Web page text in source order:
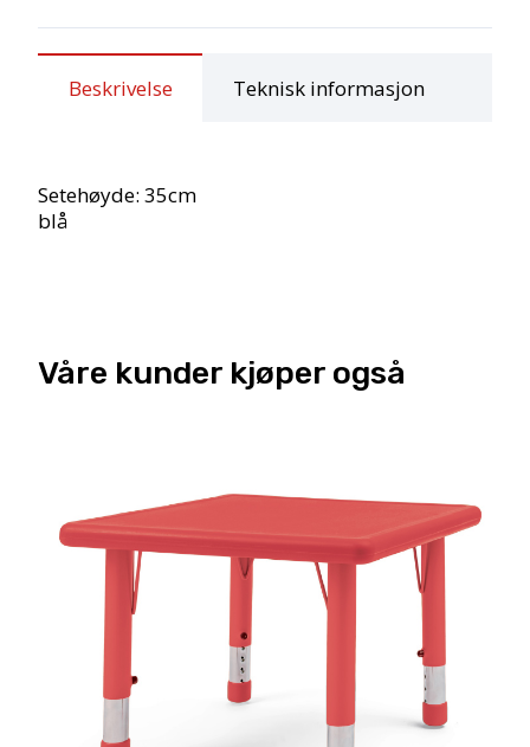
Beskrivelse Teknisk informasjon
Setehøyde: 35cm
blå
Våre kunder kjøper også